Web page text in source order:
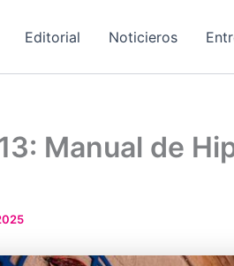
Editorial Noticieros
Manual de